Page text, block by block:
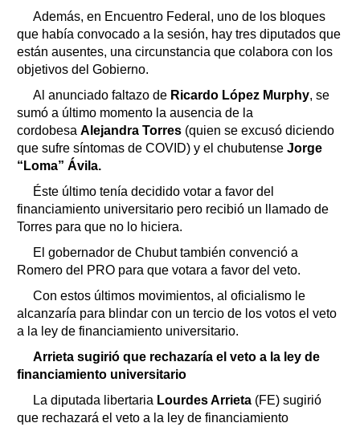
Además, en Encuentro Federal, uno de los bloques
que había convocado a la sesión, hay tres diputados que
están ausentes, una circunstancia que colabora con los
objetivos del Gobierno.
Al anunciado faltazo de Ricardo López Murphy, se
sumó a último momento la ausencia de la
cordobesa Alejandra Torres (quien se excusó diciendo
que sufre síntomas de COVID) y el chubutense Jorge
“Loma” Ávila.
Éste último tenía decidido votar a favor del
financiamiento universitario pero recibió un llamado de
Torres para que no lo hiciera.
El gobernador de Chubut también convenció a
Romero del PRO para que votara a favor del veto.
Con estos últimos movimientos, al oficialismo le
alcanzaría para blindar con un tercio de los votos el veto
a la ley de financiamiento universitario.
Arrieta sugirió que rechazaría el veto a la ley de
financiamiento universitario
La diputada libertaria Lourdes Arrieta (FE) sugirió
que rechazará el veto a la ley de financiamiento